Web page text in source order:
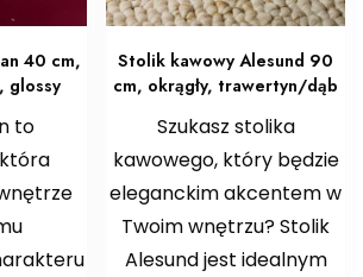
40 cm,
glossy
to
Stolik kawowy Alesund 90
cm, okrągły, trawertyn/dąb
Szukasz stolika
kawowego, który będzie
eleganckim akcentem w
Twoim wnętrzu? Stolik
Alesund jest idealnym